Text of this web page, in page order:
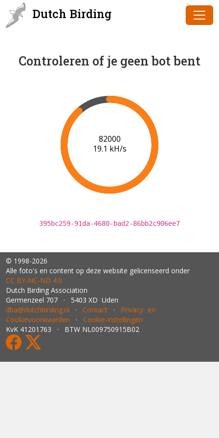
Dutch Birding
Controleren of je geen bot bent
83000
19.2 kH/s
395bc259-91da-4680-bad2-86bb2c906ee7
© 1998-2026
Alle foto's en content op deze website gelicenseerd onder
CC BY‑NC‑ND 4.0
Dutch Birding Association
Germenzeel 707 · 5403 XD Uden
dba@dutchbirding.nl · Contact · Privacy- en
Cookievoorwaarden · Cookie-instellingen
KvK 41201763 · BTW NL009750915B02